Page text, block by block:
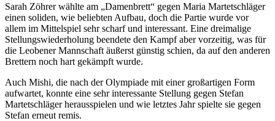
Sarah Zöhrer wählte am „Damenbrett“ gegen Maria Martetschläger
einen soliden, wie beliebten Aufbau, doch die Partie wurde vor
allem im Mittelspiel sehr scharf und interessant. Eine dreimalige
Stellungswiederholung beendete den Kampf aber vorzeitig, was für
die Leobener Mannschaft äußerst günstig schien, da auf den anderen
Brettern noch hart gekämpft wurde.
Auch Mishi, die nach der Olympiade mit einer großartigen Form
aufwartet, konnte eine sehr interessante Stellung gegen Stefan
Martetschläger herausspielen und wie letztes Jahr spielte sie gegen
Stefan erneut remis.